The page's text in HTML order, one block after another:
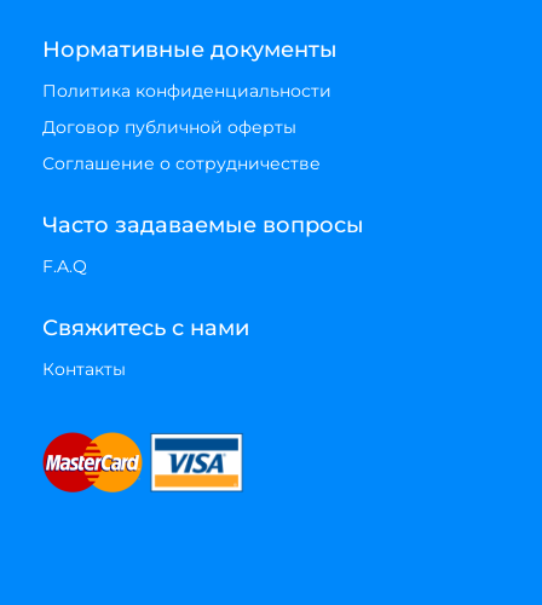
Нормативные документы
Политика конфиденциальности
Договор публичной оферты
Соглашение о сотрудничестве
Часто задаваемые вопросы
F.A.Q
Свяжитесь с нами
Контакты